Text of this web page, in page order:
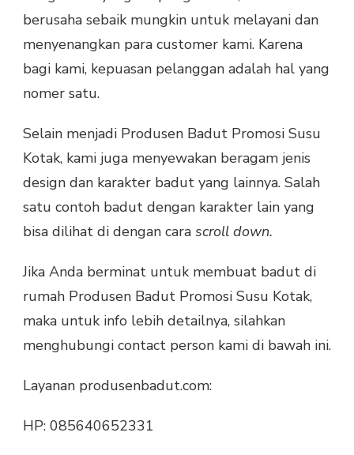
berusaha sebaik mungkin untuk melayani dan
menyenangkan para customer kami. Karena
bagi kami, kepuasan pelanggan adalah hal yang
nomer satu.
Selain menjadi Produsen Badut Promosi Susu
Kotak, kami juga menyewakan beragam jenis
design dan karakter badut yang lainnya. Salah
satu contoh badut dengan karakter lain yang
bisa dilihat di dengan cara scroll down.
Jika Anda berminat untuk membuat badut di
rumah Produsen Badut Promosi Susu Kotak,
maka untuk info lebih detailnya, silahkan
menghubungi contact person kami di bawah ini.
Layanan produsenbadut.com:
HP: 085640652331